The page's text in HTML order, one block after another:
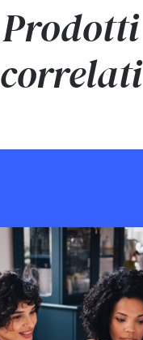
Prodotti
correlati